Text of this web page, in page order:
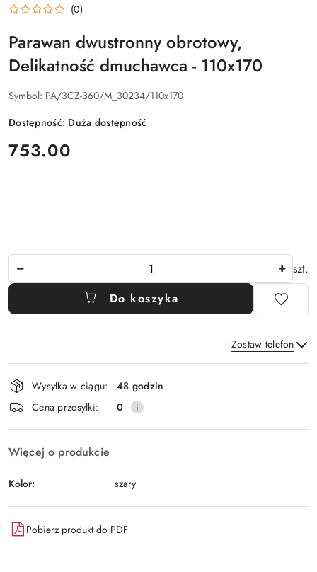
(0)
Parawan dwustronny obrotowy,
Delikatność dmuchawca - 110x170
Symbol: PA/3CZ-360/M_30234/110x170
Dostępność: Duża dostępność
cena:
753.00
szt.
Do koszyka
Zostaw telefon
Wyślij
Dostępność
i
dostawa
Wysyłka w ciągu:
48 godzin
Cena przesyłki:
0
Więcej o produkcie
Kolor: szary
Pobierz produkt do PDF